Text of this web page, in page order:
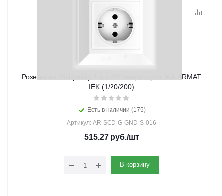
Розетка на DIN-рейку 1гн с З/К защ.шторки 16А ARMAT
IEK (1/20/200)
Есть в наличии (175)
Артикул: AR-SOD-G-GND-S-016
515.27руб./шт
В корзину